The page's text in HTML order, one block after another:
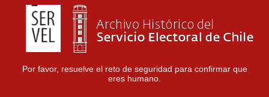
Por favor, resuelve el reto de seguridad para confirmar que
eres humano.